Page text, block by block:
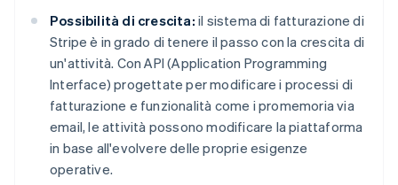
Possibilità di crescita: il sistema di fatturazione di
Stripe è in grado di tenere il passo con la crescita di
un'attività. Con API (Application Programming
Interface) progettate per modificare i processi di
fatturazione e funzionalità come i promemoria via
email, le attività possono modificare la piattaforma
in base all'evolvere delle proprie esigenze
operative.